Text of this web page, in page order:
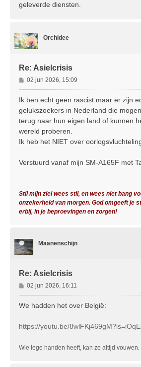
geleverde diensten.
Orchidee
Re: Asielcrisis
B
e
h
t
02 jun 2026, 15:09
Ik ben echt geen rascist maar er zijn
gelukszoekers in Nederland die
terug naar hun eigen land of kunnen
wereld proberen.
Ik heb het NIET over
Verstuurd vanaf mijn SM-A165F met
Stil mijn ziel wees stil, en wees niet bang
onzekerheid van morgen. God omgeeft je
erbij, in je beproevingen en zorgen!
Maanenschijn
Re: Asielcrisis
B
e
r
h
t
02 jun 2026, 16:11
We hadden het over België:
https://youtu.be/
Wie lege handen heeft, kan ze altijd vouwen.